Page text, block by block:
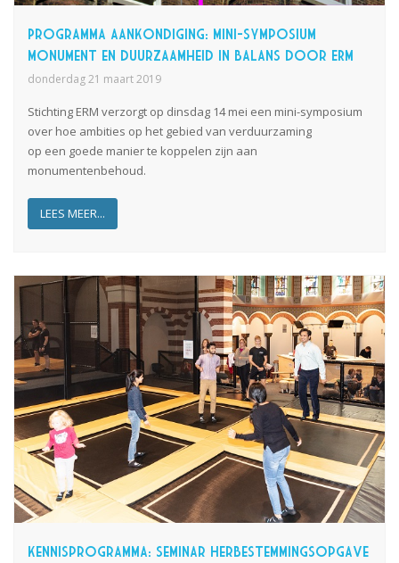
Programma aankondiging: mini-symposium
Monument en duurzaamheid in balans door ERM
donderdag 21 maart 2019
Stichting ERM verzorgt op dinsdag 14 mei een mini-symposium
over hoe ambities op het gebied van verduurzaming
op een goede manierte koppelen zijn aan
monumentenbehoud.
LEES MEER...
Kennisprogramma: seminar Herbestemmingsopgave